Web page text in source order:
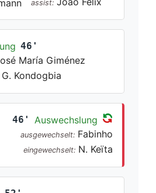
assist:
46'
María Giménez
G. Kondogbia
46' Auswechslung
ausgewechselt: Fabinho
eingewechselt: N. Keïta